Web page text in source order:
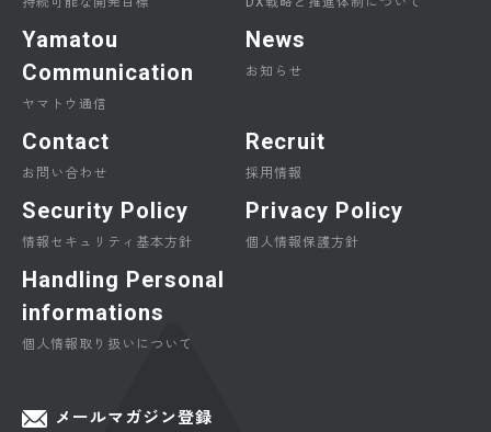
Yamatou
Communication
ヤマトウ通信
News
お知らせ
Contact
お問い合わせ
Recruit
採用情報
Security Policy
情報セキュリティ基本方針
Privacy Policy
個人情報保護方針
Handling Personal
informations
個人情報取り扱いについて
メールマガジン登録